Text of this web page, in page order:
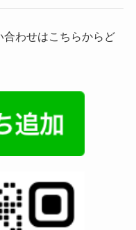
合わせはこちらからど